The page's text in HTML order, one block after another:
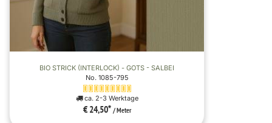
BIO STRICK (INTERLOCK) - GOTS - SALBEI
No. 1085-795
ca. 2-3 Werktage
€ 24,50* / Meter